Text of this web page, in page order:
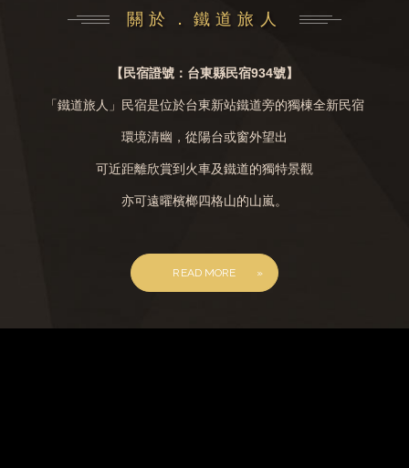
關於．鐵道旅人
【民宿證號：台東縣民宿934號】
「鐵道旅人」民宿是位於台東新站鐵道旁的獨棟全新民宿
環境清幽，從陽台或窗外望出
可近距離欣賞到火車及鐵道的獨特景觀
亦可遠曜檳榔四格山的山嵐。
READ MORE